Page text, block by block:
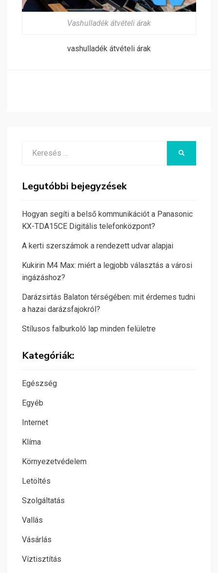
Vashulladék átvételi árak
vashulladék átvételi árak
Legutóbbi bejegyzések
Hogyan segíti a belső kommunikációt a Panasonic
KX-TDA15CE Digitális telefonközpont?
A kerti szerszámok a rendezett udvar alapjai
Kukirin M4 Max: miért a legjobb választás a városi
ingázáshoz?
Darázsirtás Balaton térségében: mit érdemes tudni
a hazai darázsfajokról?
Stílusos falburkoló lap minden felületre
Kategóriák:
Egészség
Egyéb
Internet
Klíma
Környezetvédelem
Letöltés
Szolgáltatás
Vallás
Vásárlás
Víztisztítás